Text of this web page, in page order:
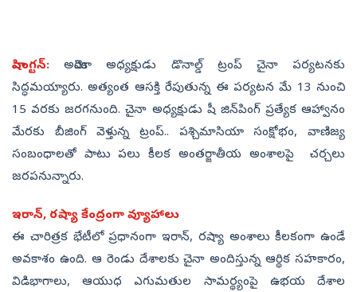
వాషింగ్టన్‌:అమెరికా అధ్యక్షుడు డొనాల్డ్ ట్రంప్ చైనా పర్యటనకు
సిద్ధమయ్యారు. అత్యంత ఆసక్తి రేపుతున్న ఈ పర్యటన మే 13 నుంచి
15 వరకు జరగనుంది. చైనా అధ్యక్షుడు షీ జిన్‌పింగ్ ప్రత్యేక ఆహ్వానం
మేరకు బీజింగ్ వెళ్తున్న ట్రంప్.. పశ్చిమాసియా సంక్షోభం, వాణిజ్య
సంబంధాలతో పాటు పలు కీలక అంతర్జాతీయ అంశాలపై చర్చలు
జరపనున్నారు.
ఇరాన్, రష్యా కేంద్రంగా వ్యూహాలు
ఈ చారిత్రక భేటీలో ప్రధానంగా ఇరాన్, రష్యా అంశాలు కీలకంగా ఉండే
అవకాశం ఉంది. ఆ రెండు దేశాలకు చైనా అందిస్తున్న ఆర్థిక సహకారం,
విడిభాగాలు, ఆయుధ ఎగుమతుల సామర్థ్యంపై ఉభయ దేశాల